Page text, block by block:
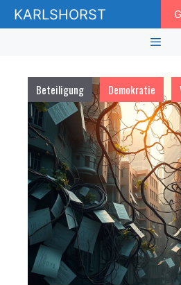
Zum
InhaltKARLSHORST
Beteiligung Demokratie